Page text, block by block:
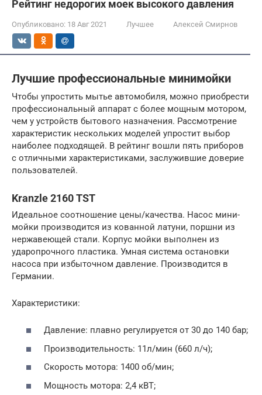
Рейтинг недорогих моек высокого давления
Опубликовано: 18 Авг 2021 Лучшее Алексей Смирнов
Лучшие профессиональные минимойки
Чтобы упростить мытье автомобиля, можно приобрести
профессиональный аппарат с более мощным мотором,
чем у устройств бытового назначения. Рассмотрение
характеристик нескольких моделей упростит выбор
наиболее подходящей. В рейтинг вошли пять приборов
с отличными характеристиками, заслужившие доверие
пользователей.
Kranzle 2160 TST
Идеальное соотношение цены/качества. Насос мини-
мойки производится из кованной латуни, поршни из
нержавеющей стали. Корпус мойки выполнен из
ударопрочного пластика. Умная система остановки
насоса при избыточном давление. Производится в
Германии.
Характеристики:
Давление: плавно регулируется от 30 до 140 бар;
Производительность: 11л/мин (660 л/ч);
Скорость мотора: 1400 об/мин;
Мощность мотора: 2,4 кВТ;